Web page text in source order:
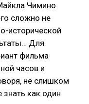
Чимино
сложно не
исторической
Для
фильма
часов и
не слишком
знать как один